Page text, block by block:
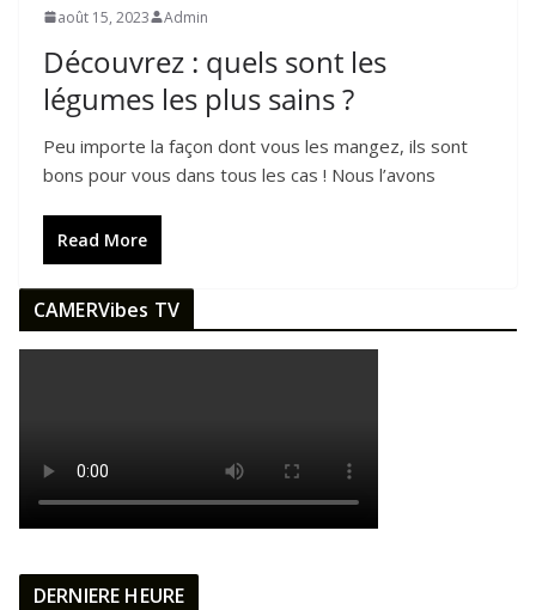
août 15, 2023 Admin
Découvrez : quels sont les
légumes les plus sains ?
Peu importe la façon dont vous les mangez, ils sont
bons pour vous dans tous les cas ! Nous l’avons
Read More
CAMERVibes TV
DERNIERE HEURE